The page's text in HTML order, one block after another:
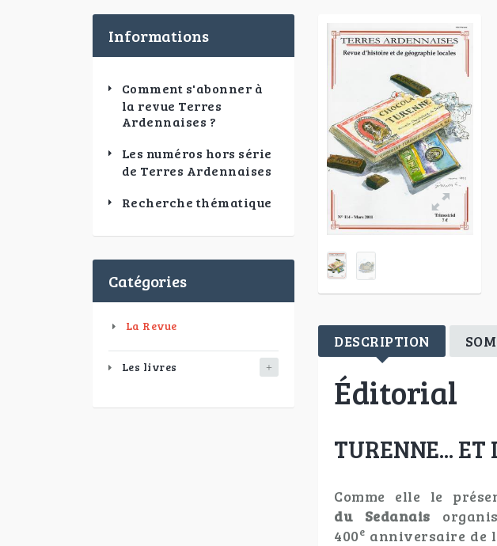
Informations
Comment s'abonner à
la revue Terres
Ardennaises ?
Les numéros hors série
de Terres Ardennaises
Recherche thématique
Catégories
La Revue
Les livres
DESCRIPTION
Éditorial
TURENNE... ET
Comme elle le
duSedanais
400e anniversaire de